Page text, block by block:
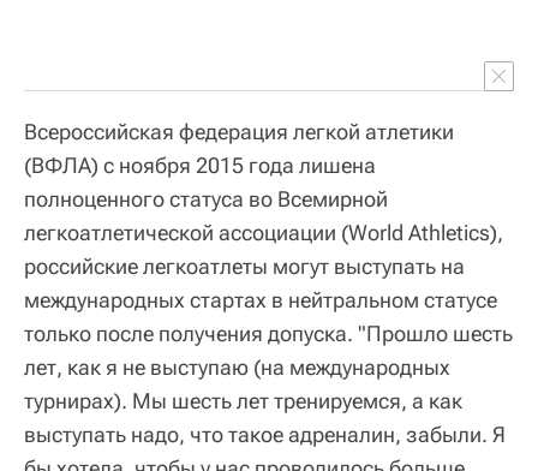
Всероссийская федерация легкой атлетики
(ВФЛА) с ноября 2015 года лишена
полноценного статуса во Всемирной
легкоатлетической ассоциации (World Athletics),
российские легкоатлеты могут выступать на
международных стартах в нейтральном статусе
только после получения допуска. "Прошло шесть
лет, как я не выступаю (на международных
турнирах). Мы шесть лет тренируемся, а как
выступать надо, что такое адреналин, забыли. Я